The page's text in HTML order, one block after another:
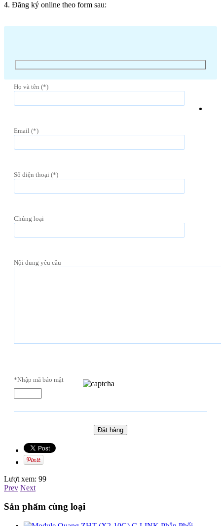
4. Đăng ký online theo form sau:
Họ và tên (*)
Email (*)
Số điện thoại (*)
Chủng loại
Nội dung yêu cầu
*Nhập mã bảo mật
Lượt xem: 99
Prev Next
Sản phẩm cùng loại